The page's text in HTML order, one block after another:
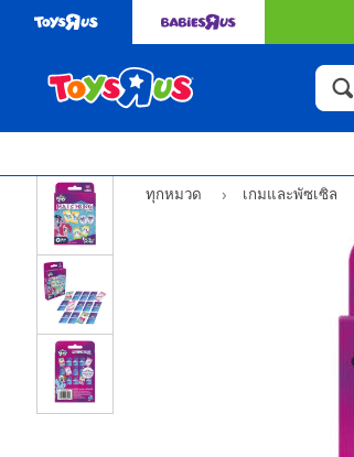
ทุกหมวด เกมและพัซเซิล